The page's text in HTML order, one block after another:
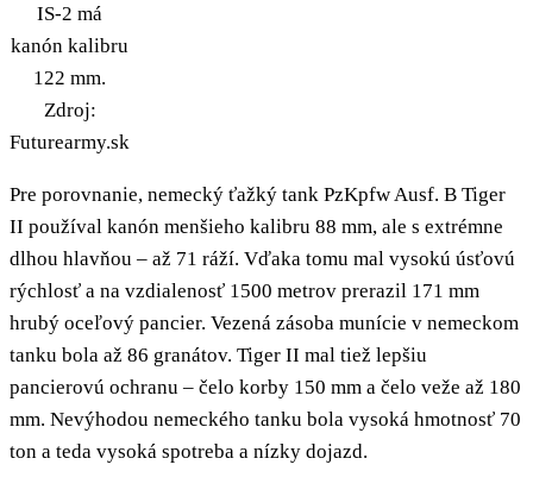
IS-2 má
kanón kalibru
122 mm.
Zdroj:
Futurearmy.sk
Pre porovnanie, nemecký ťažký tank PzKpfw Ausf. B Tiger
II používal kanón menšieho kalibru 88 mm, ale s extrémne
dlhou hlavňou – až 71 ráží. Vďaka tomu mal vysokú úsťovú
rýchlosť a na vzdialenosť 1500 metrov prerazil 171 mm
hrubý oceľový pancier. Vezená zásoba munície v nemeckom
tanku bola až 86 granátov. Tiger II mal tiež lepšiu
pancierovú ochranu – čelo korby 150 mm a čelo veže až 180
mm. Nevýhodou nemeckého tanku bola vysoká hmotnosť 70
ton a teda vysoká spotreba a nízky dojazd.